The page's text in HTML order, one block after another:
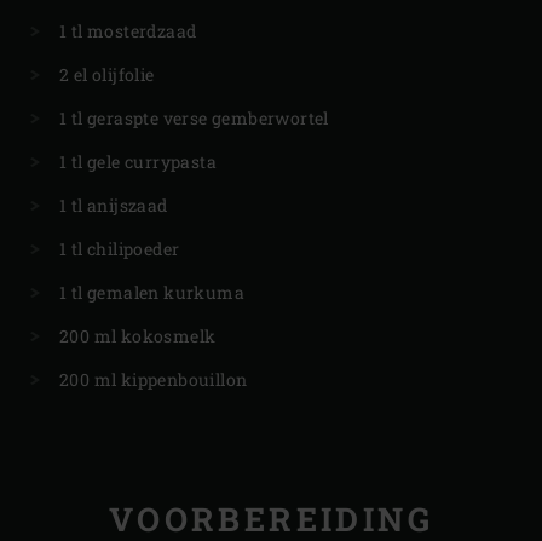
1 tl mosterdzaad
2 el olijfolie
1 tl geraspte verse gemberwortel
1 tl gele currypasta
1 tl anijszaad
1 tl chilipoeder
1 tl gemalen kurkuma
200 ml kokosmelk
200 ml kippenbouillon
VOORBEREIDING